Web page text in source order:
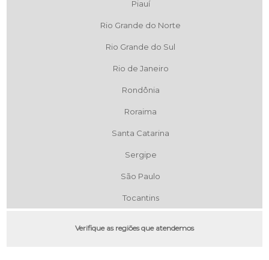
Piauí
Rio Grande do Norte
Rio Grande do Sul
Rio de Janeiro
Rondônia
Roraima
Santa Catarina
Sergipe
São Paulo
Tocantins
Verifique as regiões que atendemos